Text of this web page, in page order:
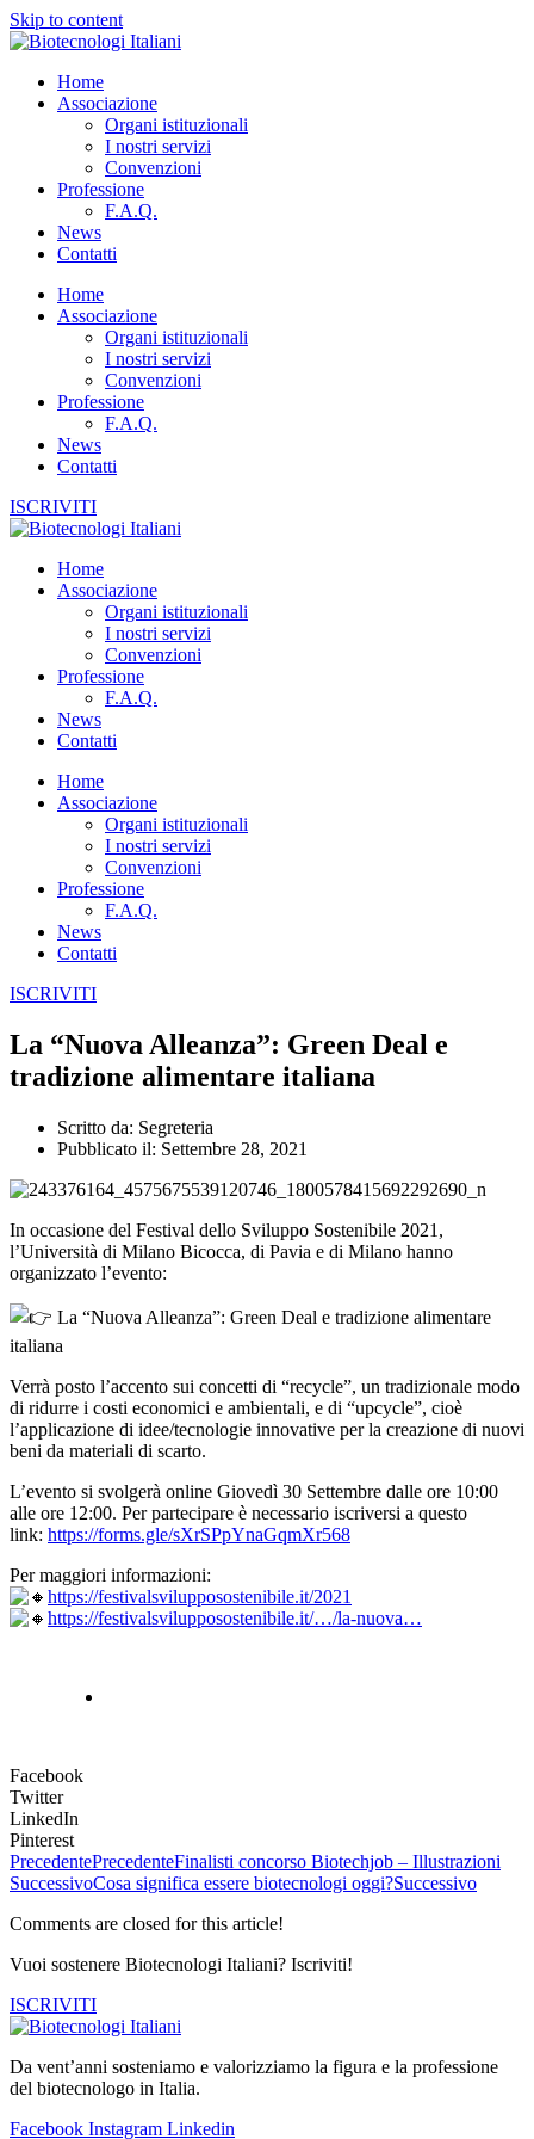
Skip to content
Home
Associazione
Organi istituzionali
I nostri servizi
Convenzioni
Professione
F.A.Q.
News
Contatti
Home
Associazione
Organi istituzionali
I nostri servizi
Convenzioni
Professione
F.A.Q.
News
Contatti
ISCRIVITI
Home
Associazione
Organi istituzionali
I nostri servizi
Convenzioni
Professione
F.A.Q.
News
Contatti
Home
Associazione
Organi istituzionali
I nostri servizi
Convenzioni
Professione
F.A.Q.
News
Contatti
ISCRIVITI
La “Nuova Alleanza”: Green Deal e
tradizione alimentare italiana
Scritto da: Segreteria
Pubblicato il: Settembre 28, 2021
In occasione del Festival dello Sviluppo Sostenibile 2021,
l’Università di Milano Bicocca, di Pavia e di Milano hanno
organizzato l’evento:
La “Nuova Alleanza”: Green Deal e tradizione alimentare
italiana
Verrà posto l’accento sui concetti di “recycle”, un tradizionale modo
di ridurre i costi economici e ambientali, e di “upcycle”, cioè
l’applicazione di idee/tecnologie innovative per la creazione di nuovi
beni da materiali di scarto.
L’evento si svolgerà online Giovedì 30 Settembre dalle ore 10:00
alle ore 12:00. Per partecipare è necessario iscriversi a questo
link: https://forms.gle/sXrSPpYnaGqmXr568
Per maggiori informazioni:
https://festivalsvilupposostenibile.it/2021
https://festivalsvilupposostenibile.it/…/la-nuova…
Facebook
Twitter
LinkedIn
Pinterest
PrecedentePrecedenteFinalisti concorso Biotechjob – Illustrazioni
SuccessivoCosa significa essere biotecnologi oggi?Successivo
Comments are closed for this article!
Vuoi sostenere Biotecnologi Italiani? Iscriviti!
ISCRIVITI
Da vent’anni sosteniamo e valorizziamo la figura e la professione
del biotecnologo in Italia.
Facebook Instagram Linkedin